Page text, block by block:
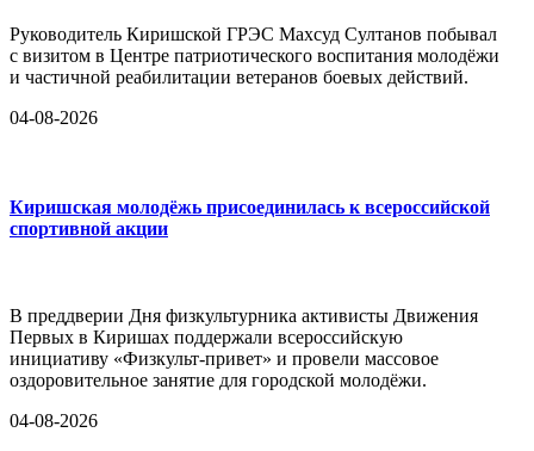
Руководитель Киришской ГРЭС Махсуд Султанов побывал
с визитом в Центре патриотического воспитания молодёжи
и частичной реабилитации ветеранов боевых действий.
04-08-2026
Киришская молодёжь присоединилась к всероссийской
спортивной акции
В преддверии Дня физкультурника активисты Движения
Первых в Киришах поддержали всероссийскую
инициативу «Физкульт-привет» и провели массовое
оздоровительное занятие для городской молодёжи.
04-08-2026